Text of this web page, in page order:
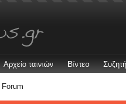
Αρχείο ταινιών Βίντεο